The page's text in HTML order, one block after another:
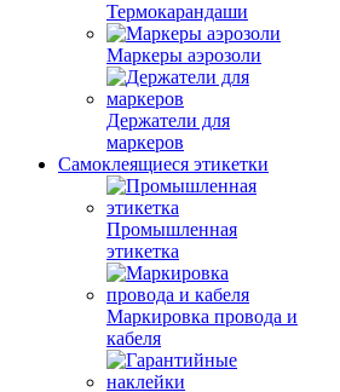
Термокарандаши
Маркеры аэрозоли
Держатели для
маркеров
Самоклеящиеся этикетки
Промышленная
этикетка
Маркировка провода и
кабеля